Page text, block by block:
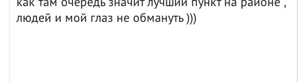
людей и мой глаз не обмануть )))